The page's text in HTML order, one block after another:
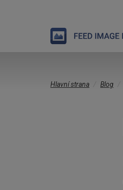
Jste
zde
Hlavní strana Blog